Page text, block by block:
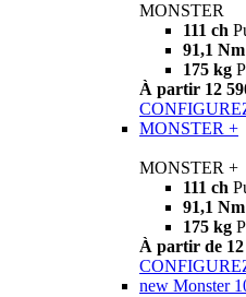
MONSTER
111 ch
91,1 Nm
175 kg
À partir 12
MONSTER +
MONSTER +
111 ch
91,1 Nm
175 kg
À partir de 12
new Monster